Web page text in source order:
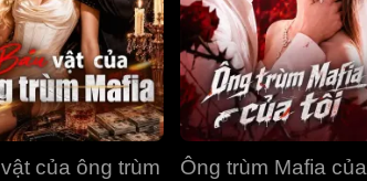
của ông trùm
Ông trùm Mafia của